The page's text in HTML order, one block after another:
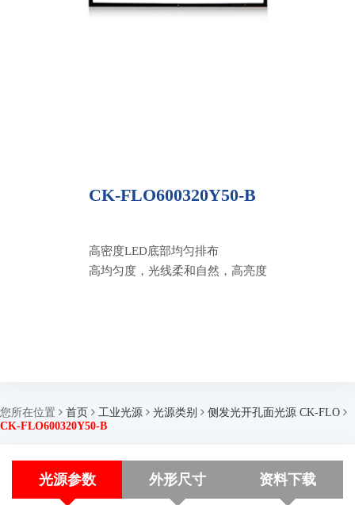
CK-FLO600320Y50-B
高密度LED底部均匀排布
高均匀度，光线柔和自然，高亮度
您所在位置 首页 工业光源 光源类别
侧发光开孔面光源 CK-FLO
CK-FLO600320Y50-B
光源参数 外形尺寸 资料下载